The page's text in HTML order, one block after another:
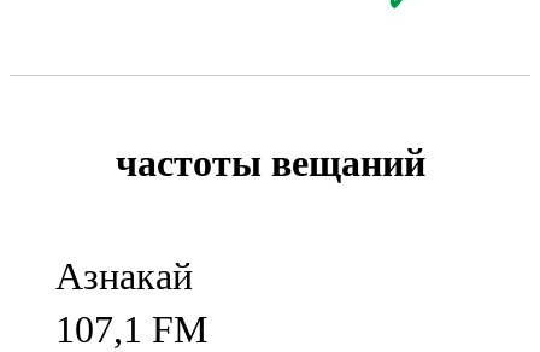
частоты вещаний
Азнакай
107,1 FM